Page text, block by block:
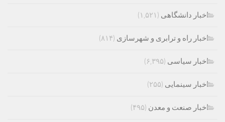
اخبار دانشگاهی (۱,۵۲۱)
اخبار راه و ترابری و شهرسازی (۸۱۴)
اخبار سیاسی (۶,۳۹۵)
اخبار سینمایی (۲۵۵)
اخبار صنعت و معدن (۴۹۵)